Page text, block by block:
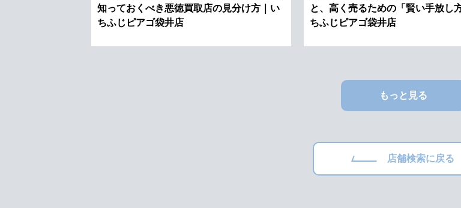
知っておくべき悪徳買取店の見分け方｜い
ちふじピアゴ袋井店
と、高く売るための「賢い手放し
ちふじピアゴ袋井店
もっと見る
店舗検索に戻る